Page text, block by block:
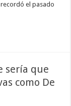
el pasado
sería que
como De